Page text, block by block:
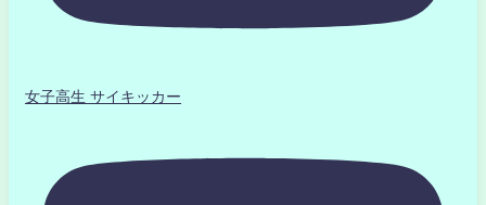
女子高生 サイキッカー